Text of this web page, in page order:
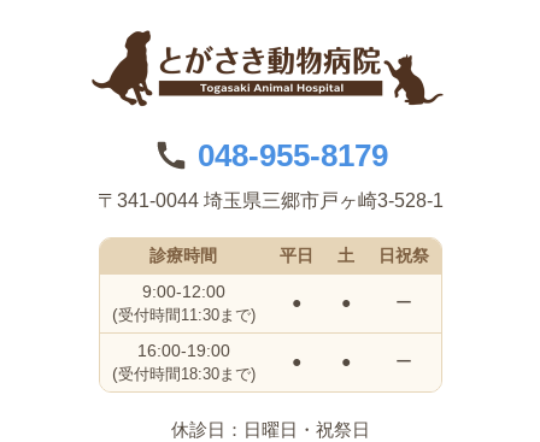
048-955-8179
〒341-0044 埼玉県三郷市戸ヶ崎3-528-1
診療時間 平日 土
日祝祭
9:00-12:00
(受付時間11:30まで)
● ● ー
16:00-19:00
(受付時間18:30まで)
● ● ー
休診日：日曜日・祝祭日